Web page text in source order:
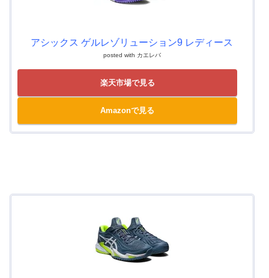
アシックス ゲルレゾリューション9 レディース
posted with カエレバ
楽天市場で見る
Amazonで見る